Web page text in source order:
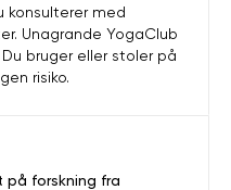
på forskning fra
konsulterer med
Unagrande YogaClub
bruger eller stoler på
risiko.